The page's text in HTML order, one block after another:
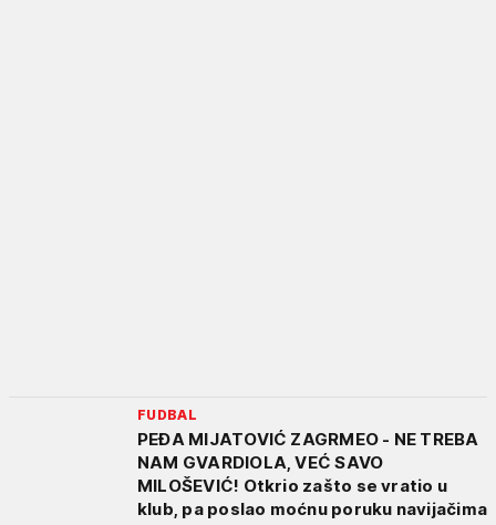
FUDBAL
PEĐA MIJATOVIĆ ZAGRMEO - NE TREBA
NAM GVARDIOLA, VEĆ SAVO
MILOŠEVIĆ! Otkrio zašto se vratio u
klub, pa poslao moćnu poruku navijačima